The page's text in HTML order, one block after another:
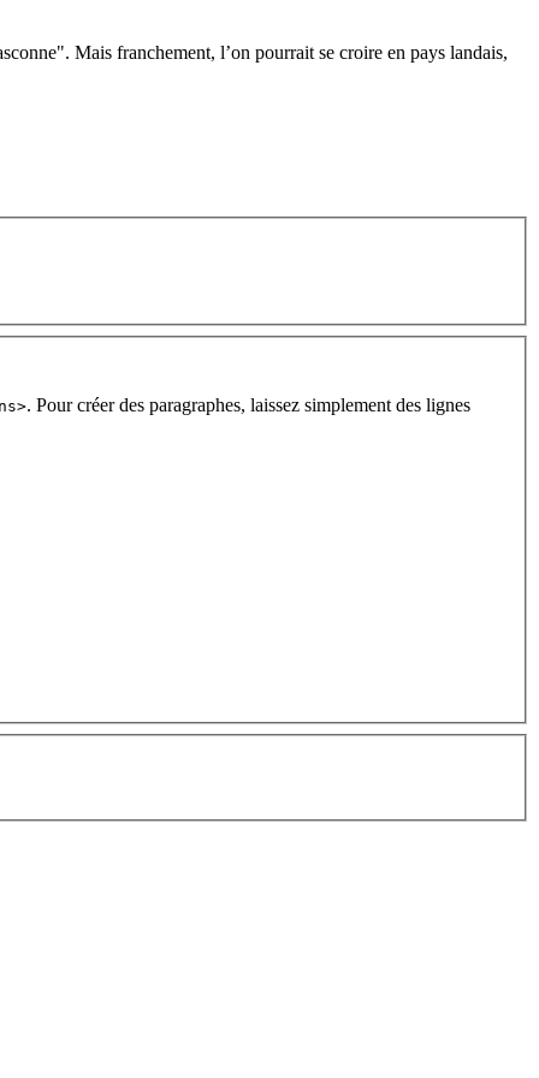
Mais franchement, l’on pourrait se croire en pays landais,
. Pour créer des paragraphes, laissez simplement des lignes